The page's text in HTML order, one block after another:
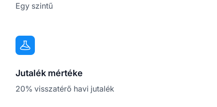
Egy szintű
Jutalék mértéke
20% visszatérő havi jutalék